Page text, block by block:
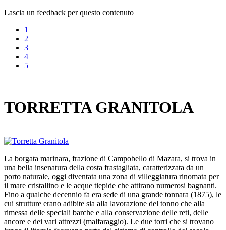
Lascia un feedback per questo contenuto
1
2
3
4
5
TORRETTA GRANITOLA
La borgata marinara, frazione di Campobello di Mazara, si trova in
una bella insenatura della costa frastagliata, caratterizzata da un
porto naturale, oggi diventata una zona di villeggiatura rinomata per
il mare cristallino e le acque tiepide che attirano numerosi bagnanti.
Fino a qualche decennio fa era sede di una grande tonnara (1875), le
cui strutture erano adibite sia alla lavorazione del tonno che alla
rimessa delle speciali barche e alla conservazione delle reti, delle
ancore e dei vari attrezzi (malfaraggio). Le due torri che si trovano